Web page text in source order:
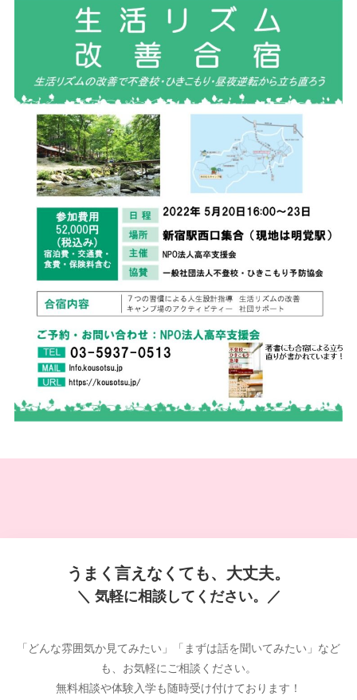
うまく言えなくても、大丈夫。
＼ 気軽に相談してください。／
「どんな雰囲気か見てみたい」「まずは話を聞いてみたい」など
も、お気軽にご相談ください。
無料相談や体験入学も随時受け付けております！